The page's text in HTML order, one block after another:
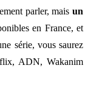
parler, maisun
en France, et
série, vous saurez
ADN, Wakanim